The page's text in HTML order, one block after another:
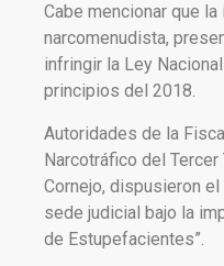
Cabe mencionar que
narcomenudista,
infringir la Ley
principios del 2018.
Autoridades de la
Narcotráfico del Tercer
Cornejo, dispusieron
sede judicial bajo la
de Estupefacientes”.